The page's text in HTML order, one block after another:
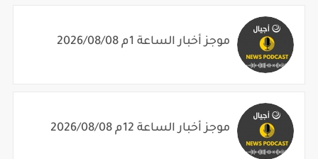
موجز أخبار الساعة 1م 2026/08/08
موجز أخبار الساعة 12م 2026/08/08